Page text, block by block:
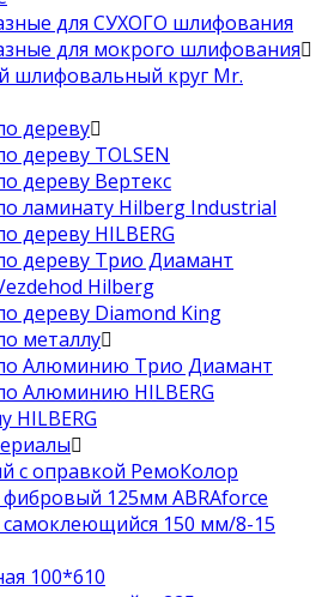
для СУХОГО шлифования
для мокрого шлифования
шлифовальный круг Mr.
дереву
дереву TOLSEN
дереву Вертекс
ламинату Hilberg Industrial
дереву HILBERG
дереву Трио Диамант
Hilberg
дереву Diamond King
металлу
Алюминию Трио Диамант
Алюминию HILBERG
HILBERG
с оправкой РемоКолор
125мм ABRAforce
150 мм/8-15
100*610